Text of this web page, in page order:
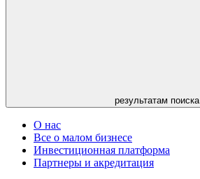
результатам поиска
О нас
Все о малом бизнесе
Инвестиционная платформа
Партнеры и акредитация